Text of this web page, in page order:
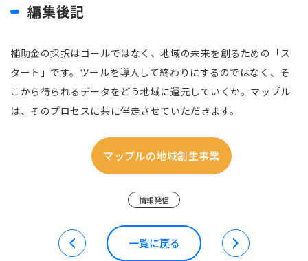
編集後記
補助金の採択はゴールではなく、地域の未来を創るための「ス
タート」です。ツールを導入して終わりにするのではなく、そ
こから得られるデータをどう地域に還元していくか。マップル
は、そのプロセスに共に伴走させていただきます。
マップルの地域創生事業
情報発信
一覧に戻る